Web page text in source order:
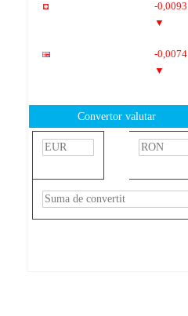
-0,0093
▼
-0,0074
▼
Convertor valutar